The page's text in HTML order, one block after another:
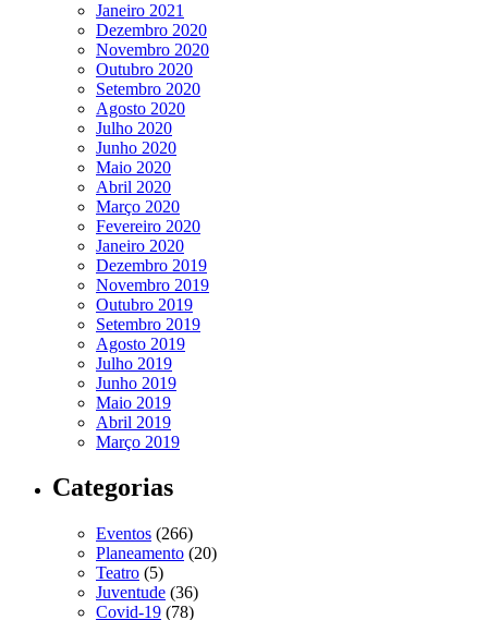
Janeiro 2021
Dezembro 2020
Novembro 2020
Outubro 2020
Setembro 2020
Agosto 2020
Julho 2020
Junho 2020
Maio 2020
Abril 2020
Março 2020
Fevereiro 2020
Janeiro 2020
Dezembro 2019
Novembro 2019
Outubro 2019
Setembro 2019
Agosto 2019
Julho 2019
Junho 2019
Maio 2019
Abril 2019
Março 2019
Categorias
Eventos (266)
Planeamento (20)
Teatro (5)
Juventude (36)
Covid-19 (78)